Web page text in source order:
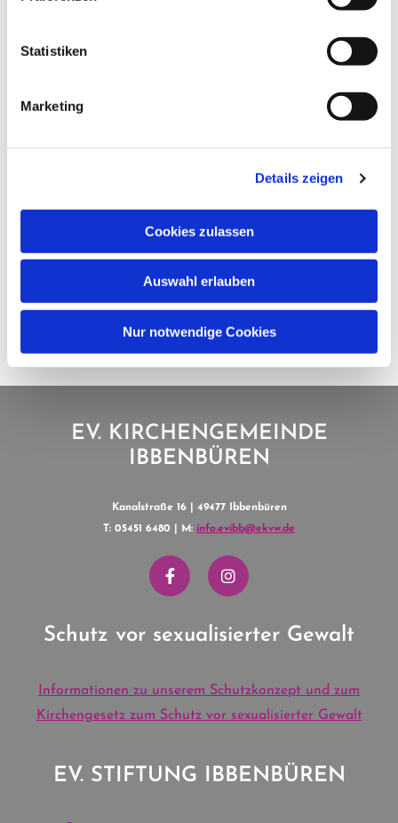
Statistiken
Marketing
Details zeigen
Cookies zulassen
Auswahl erlauben
Nur notwendige Cookies
EV. KIRCHENGEMEINDE
IBBENBÜREN
Kanalstraße 16 | 49477 Ibbenbüren
T: 05451 6480 | M: info.evibb@ekvw.de
Schutz vor sexualisierter Gewalt
Informationen zu unserem Schutzkonzept und zum
Kirchengesetz zum Schutz vor sexualisierter Gewalt
EV. STIFTUNG IBBENBÜREN